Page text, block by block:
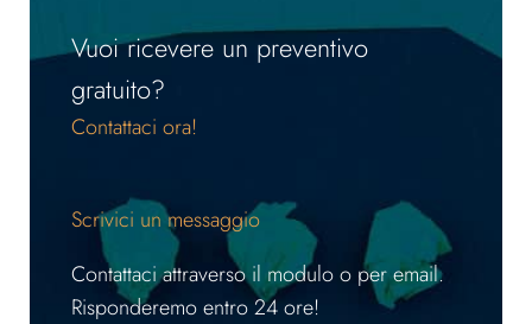
Vuoi ricevere un preventivo
gratuito?
Contattaci ora!
Scrivici un messaggio
Contattaci attraverso il modulo o per email.
Risponderemo entro 24 ore!